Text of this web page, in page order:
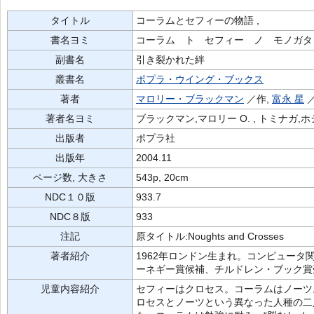
タイトル
コーラムとセフィーの物語 ,
書名ヨミ
コーラム ト セフィー ノ モノガタ
副書名
引き裂かれた絆
叢書名
ポプラ・ウイング・ブックス
著者
マロリー・ブラックマン ／作, 富永 星
著者名ヨミ
ブラックマン,マロリー O. , トミナガ,ホ
出版者
ポプラ社
出版年
2004.11
ページ数, 大きさ
543p, 20cm
NDC１０版
933.7
NDC８版
933
注記
原タイトル:Noughts and Crosses
著者紹介
1962年ロンドン生まれ。コンピュータ
ーネギー賞候補、チルドレン・ブック
児童内容紹介
セフィーはクロセス。コーラムはノー
ロセスとノーツという異なった人種の